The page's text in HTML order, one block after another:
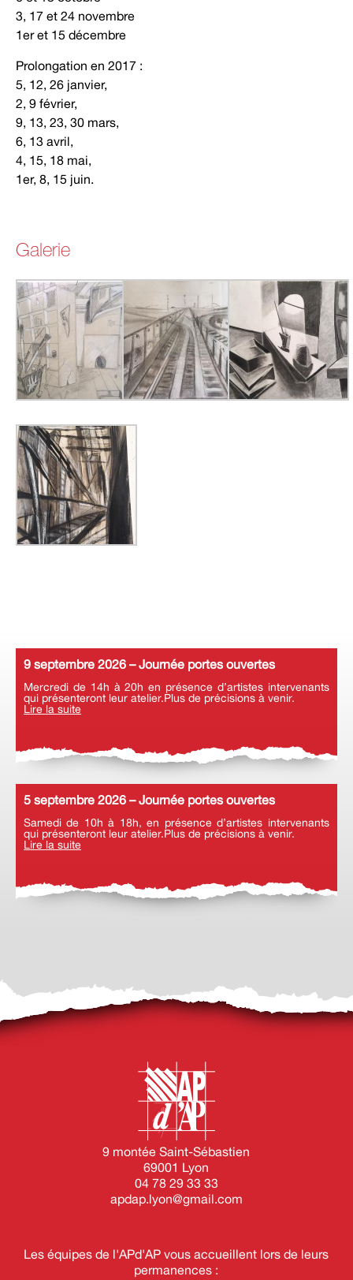
3, 17 et 24 novembre
1er et 15 décembre
Prolongation en 2017 :
5, 12, 26 janvier,
2, 9 février,
9, 13, 23, 30 mars,
6, 13 avril,
4, 15, 18 mai,
1er, 8, 15 juin.
Galerie
9 septembre 2026 – Journée portes ouvertes
Mercredi de 14h à 20h en présence d’artistes intervenants
qui présenteront leur atelier.Plus de précisions à venir.
Lire la suite
5 septembre 2026 – Journée portes ouvertes
Samedi de 10h à 18h, en présence d’artistes intervenants
qui présenteront leur atelier.Plus de précisions à venir.
Lire la suite
9 montée Saint-Sébastien
69001 Lyon
04 78 29 33 33
apdap.lyon@gmail.com
Les équipes de l'APd'AP vous accueillent lors de leurs
permanences :